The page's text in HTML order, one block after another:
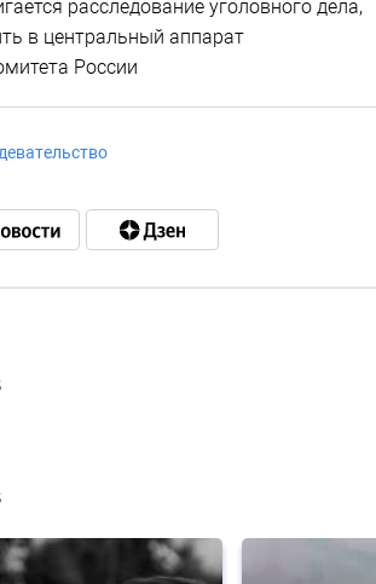
расследование уголовного дела,
в центральный аппарат
России